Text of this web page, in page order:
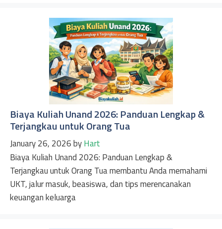
Biaya Kuliah Unand 2026: Panduan Lengkap &
Terjangkau untuk Orang Tua
January 26, 2026byHart
Biaya Kuliah Unand 2026: Panduan Lengkap &
Terjangkau untuk Orang Tua membantu Anda memahami
UKT, jalur masuk, beasiswa, dan tips merencanakan
keuangan keluarga